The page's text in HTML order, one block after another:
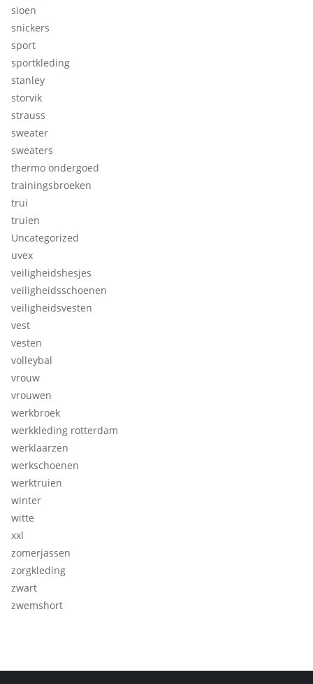
sioen
snickers
sport
sportkleding
stanley
storvik
strauss
sweater
sweaters
thermo ondergoed
trainingsbroeken
trui
truien
Uncategorized
uvex
veiligheidshesjes
veiligheidsschoenen
veiligheidsvesten
vest
vesten
volleybal
vrouw
vrouwen
werkbroek
werkkleding rotterdam
werklaarzen
werkschoenen
werktruien
winter
witte
xxl
zomerjassen
zorgkleding
zwart
zwemshort